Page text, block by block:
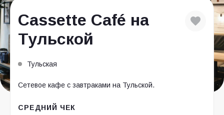
Cassette Café на
Тульской
Тульская
Сетевое кафе с завтраками на Тульской.
СРЕДНИЙ ЧЕК